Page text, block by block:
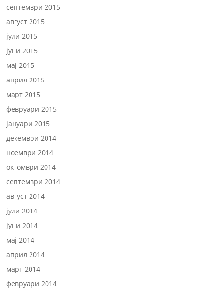
септември 2015
август 2015
јули 2015
јуни 2015
мај 2015
април 2015
март 2015
февруари 2015
јануари 2015
декември 2014
ноември 2014
октомври 2014
септември 2014
август 2014
јули 2014
јуни 2014
мај 2014
април 2014
март 2014
февруари 2014